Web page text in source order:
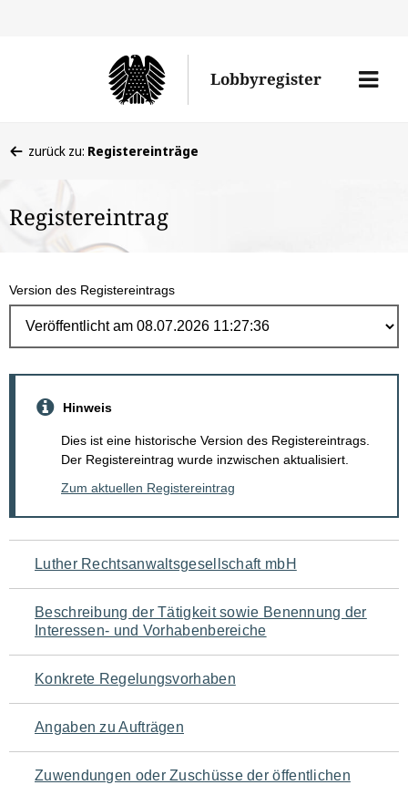
Lobbyregister
Menü
befinden
hier:
zurück zu: Registereinträge
Registereintrag
Version des Registereintrags
Hinweis
Dies ist eine historische Version des Registereintrags.
Der Registereintrag wurde inzwischen aktualisiert.
Zum aktuellen Registereintrag
Navigation
für
den
Seiteninhalt
Luther Rechtsanwaltsgesellschaft mbH
Beschreibung der Tätigkeit sowie Benennung der
Interessen- und Vorhabenbereiche
Konkrete Regelungsvorhaben
Angaben zu Aufträgen
Zuwendungen oder Zuschüsse der öffentlichen